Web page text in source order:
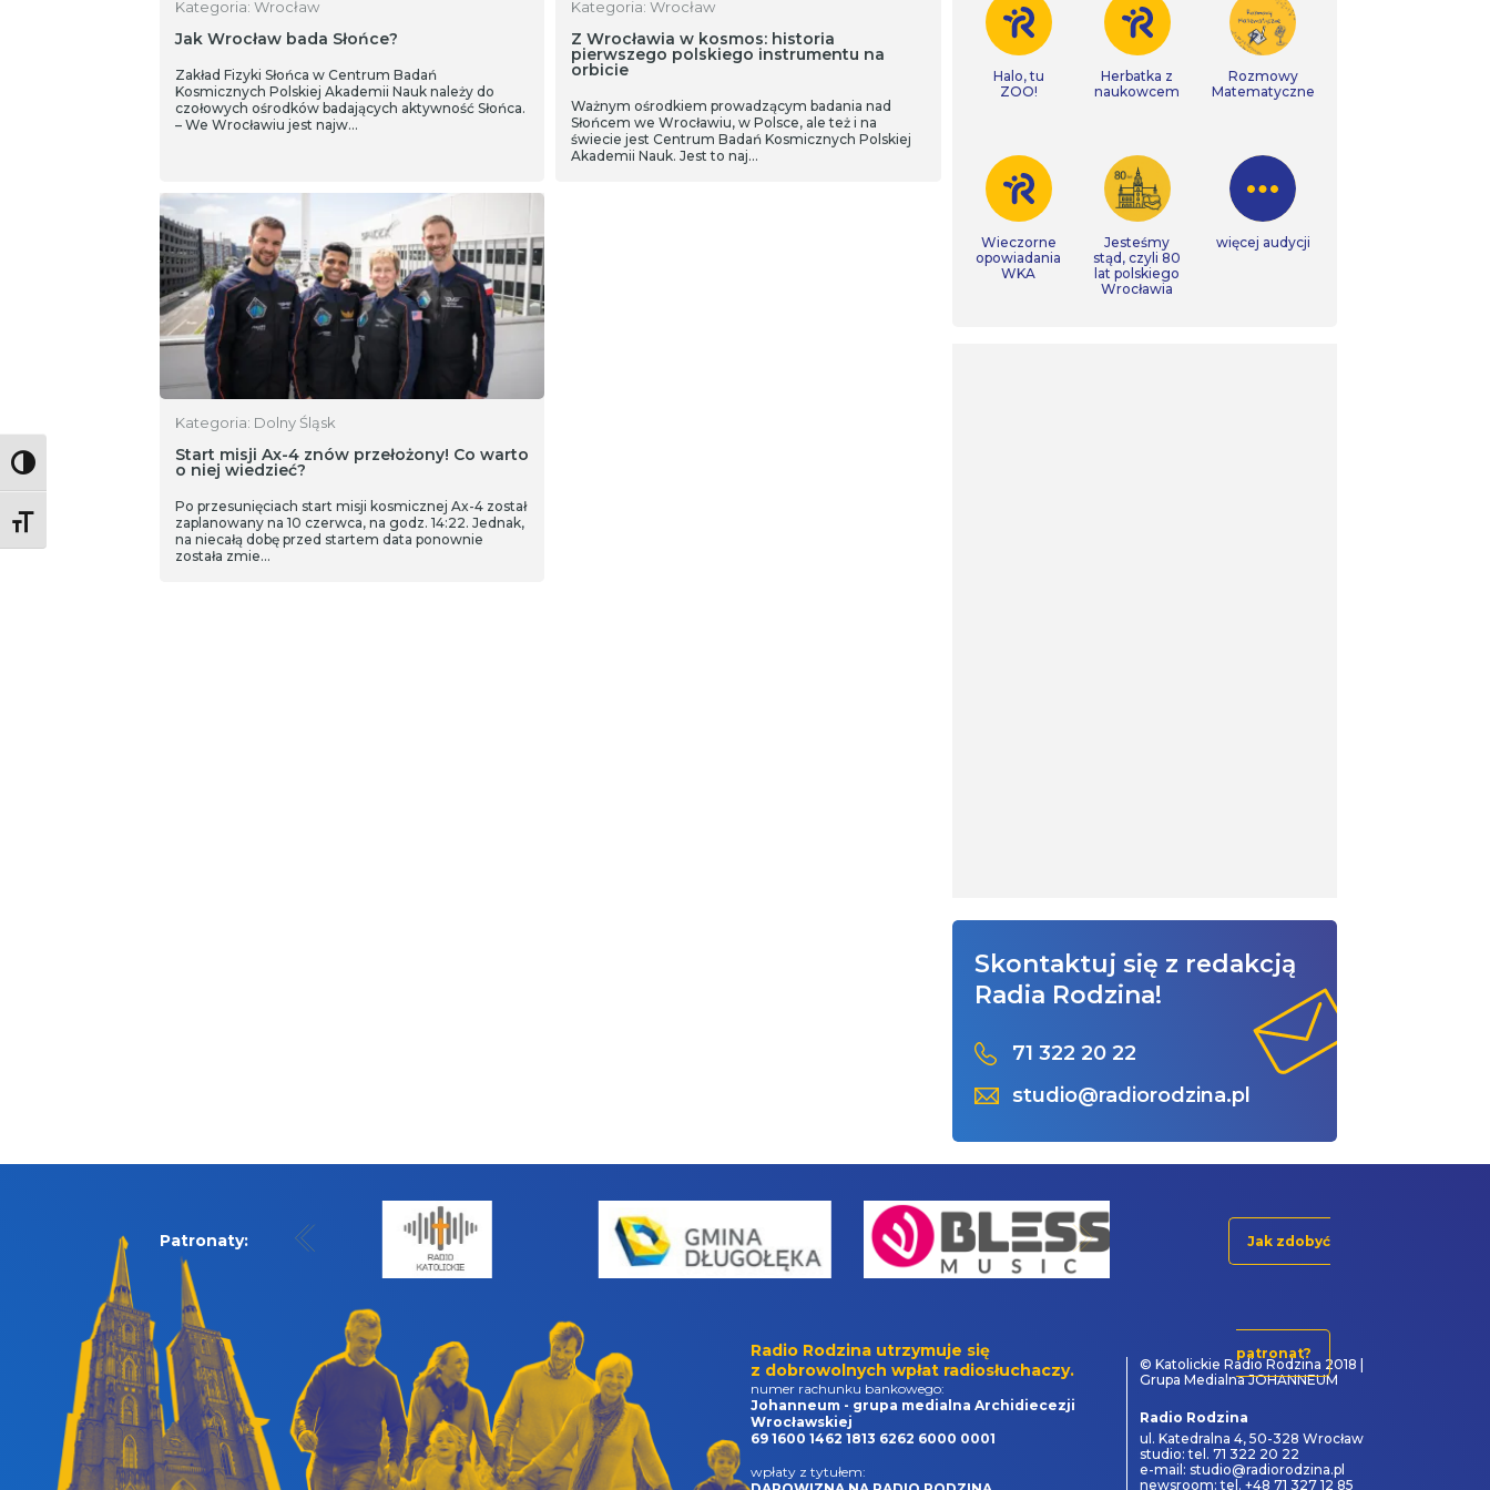
Toggle High Contrast
Toggle Font size
Kategoria: Wrocław
Jak Wrocław bada Słońce?
Zakład Fizyki Słońca w Centrum Badań
Kosmicznych Polskiej Akademii Nauk należy do
czołowych ośrodków badających aktywność Słońca.
– We Wrocławiu jest najw…
Kategoria: Wrocław
Z Wrocławia w kosmos: historia
pierwszego polskiego instrumentu na
orbicie
Ważnym ośrodkiem prowadzącym badania nad
Słońcem we Wrocławiu, w Polsce, ale też i na
świecie jest Centrum Badań Kosmicznych Polskiej
Akademii Nauk. Jest to naj…
Kategoria: Dolny Śląsk
Start misji Ax-4 znów przełożony! Co warto
o niej wiedzieć?
Po przesunięciach start misji kosmicznej Ax-4 został
zaplanowany na 10 czerwca, na godz. 14:22. Jednak,
na niecałą dobę przed startem data ponownie
została zmie…
Halo, tu
ZOO!
Herbatka z
naukowcem
Rozmowy
Matematyczne
Wieczorne
opowiadania
WKA
Jesteśmy
stąd, czyli 80
lat polskiego
Wrocławia
więcej audycji
Skontaktuj się z redakcją
Radia Rodzina!
71 322 20 22
studio@radiorodzina.pl
Patronaty: Jak zdobyć
patronat?
Radio Rodzina utrzymuje się
z dobrowolnych wpłat radiosłuchaczy.
numer rachunku bankowego:
Johanneum - grupa medialna Archidiecezji
Wrocławskiej
69 1600 1462 1813 6262 6000 0001
wpłaty z tytułem:
© Katolickie Radio Rodzina 2018 |
Grupa Medialna JOHANNEUM
Radio Rodzina
ul. Katedralna 4, 50-328 Wrocław
studio: tel. 71 322 20 22
e-mail: studio@radiorodzina.pl
newsroom: tel. +48 71 327 12 85